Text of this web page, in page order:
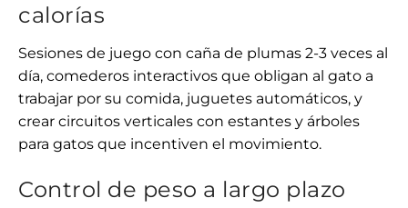
calorías
Sesiones de juego con caña de plumas 2-3 veces al
día, comederos interactivos que obligan al gato a
trabajar por su comida, juguetes automáticos, y
crear circuitos verticales con estantes y árboles
para gatos que incentiven el movimiento.
Control de peso a largo plazo